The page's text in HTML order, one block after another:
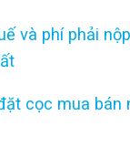
và phí phải
cọc mua bán